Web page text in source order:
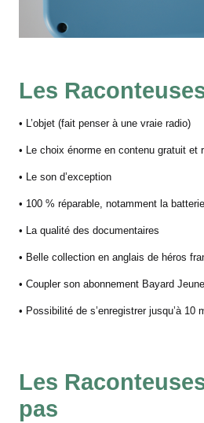
Les
• L’objet (fait penser à une vraie radio)
• Le choix énorme en contenu gratuit et
• Le son d’exception
• 100 % réparable, notamment la batterie
• La qualité des documentaires
• Belle collection en anglais de héros
• Coupler son abonnement Bayard
• Possibilité de s’enregistrer jusqu’à 10
Les
pas